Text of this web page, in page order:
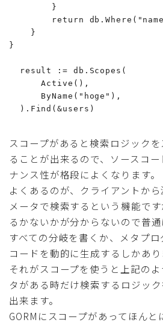
        }
return
    }
}
  result := db.Scopes(
      Active(),
      ByName("hoge"),
  ).Find(&users)
スコープがあると検索ロジック
ることが出来るので、ソースコ
ナンス性が格段によくなります。
よくあるのが、クライアントか
メータで検索するという機能で
るかないかが分からないので普
すべての分岐を書くか、メタプ
コードを動的に生成するしかあり
それがスコープを使うと上記の
タがある時だけ検索するロジッ
出来ます。
GORMにスコープがあってほんと